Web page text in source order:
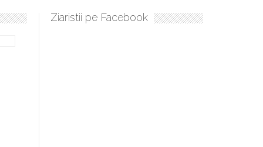
Sculați, sculați, boieri mari! Sara Nukina are nevoie de ajutorul
Ziaristii pe Facebook